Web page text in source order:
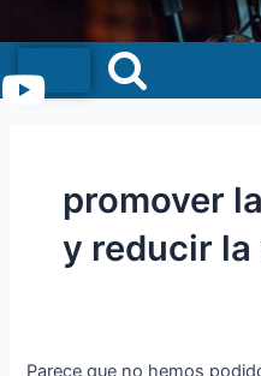
Menu
promover
y reducir
Parece que no hemos